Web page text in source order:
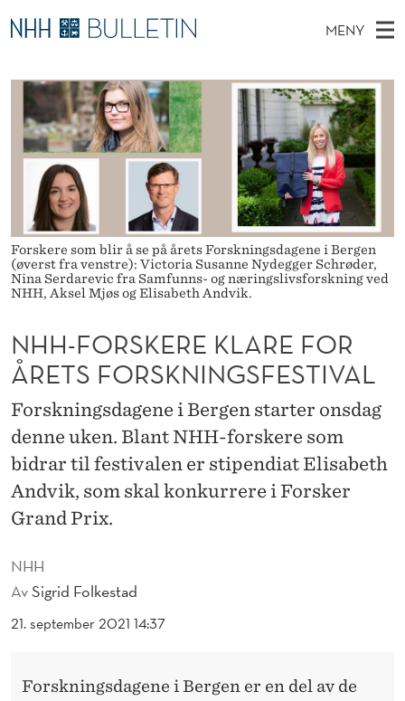
N
H
H
S
K
R
E
K
L
A
R
F
O
MENY
O
D
N
Y
Ø
Stipendiater og nye forskerprofiler
Disputaser
Ekspertutvalg
Om Bulletin
Forskere som blir å se på årets Forskningsdagene i Bergen
(øverst fra venstre): Victoria Susanne Nydegger Schrøder,
Nina Serdarevic fra Samfunns- og næringslivsforskning ved
NHH, Aksel Mjøs og Elisabeth Andvik.
NHH
AvSigrid Folkestad
21. september 2021 14:37
NHH-FORSKERE KLARE FOR
ÅRETS FORSKNINGSFESTIVAL
Forskningsdagene i Bergen starter onsdag
denne uken. Blant NHH-forskere som
bidrar til festivalen er stipendiat Elisabeth
Andvik, som skal konkurrere i Forsker
Grand Prix.
Forskningsdagene i Bergen er en del av de